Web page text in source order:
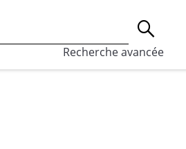
cookies, qui sont utilisés à
Recherche avancée